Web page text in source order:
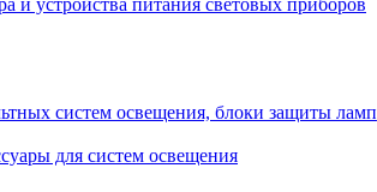
систем освещения, блоки защиты ламп
для систем освещения